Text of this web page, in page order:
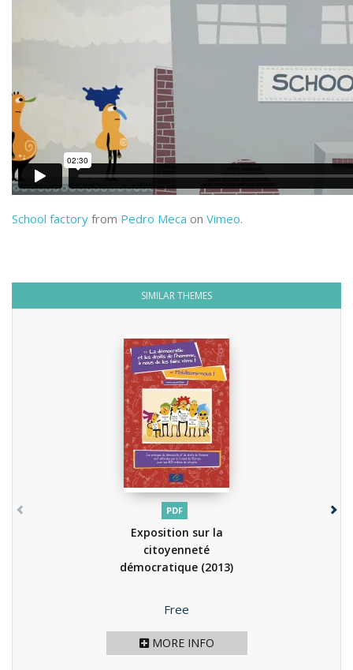
School factory from Pedro Meca on Vimeo.
SIMILAR THEMES
PDF
Exposition sur la
citoyenneté
démocratique (2013)
Price
Free
MORE INFO